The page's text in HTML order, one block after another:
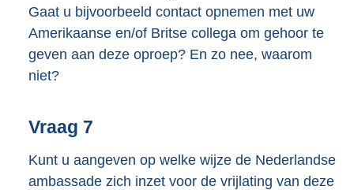
Gaat u bijvoorbeeld contact opnemen met uw
Amerikaanse en/of Britse collega om gehoor te
geven aan deze oproep? En zo nee, waarom
niet?
Vraag 7
Kunt u aangeven op welke wijze de Nederlandse
ambassade zich inzet voor de vrijlating van deze